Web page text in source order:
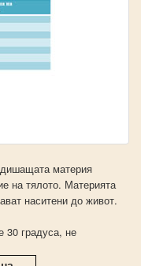
материя
на тялото. Материята
наситени до живот.
30 градуса, не